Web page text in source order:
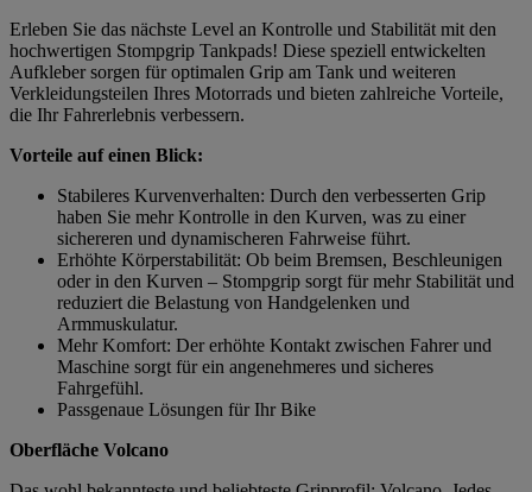
Erleben Sie das nächste Level an Kontrolle und Stabilität mit den
hochwertigen Stompgrip Tankpads! Diese speziell entwickelten
Aufkleber sorgen für optimalen Grip am Tank und weiteren
Verkleidungsteilen Ihres Motorrads und bieten zahlreiche Vorteile,
die Ihr Fahrerlebnis verbessern.
Vorteile auf einen Blick:
Stabileres Kurvenverhalten: Durch den verbesserten Grip
haben Sie mehr Kontrolle in den Kurven, was zu einer
sichereren und dynamischeren Fahrweise führt.
Erhöhte Körperstabilität: Ob beim Bremsen, Beschleunigen
oder in den Kurven – Stompgrip sorgt für mehr Stabilität und
reduziert die Belastung von Handgelenken und
Armmuskulatur.
Mehr Komfort: Der erhöhte Kontakt zwischen Fahrer und
Maschine sorgt für ein angenehmeres und sicheres
Fahrgefühl.
Passgenaue Lösungen für Ihr Bike
Oberfläche Volcano